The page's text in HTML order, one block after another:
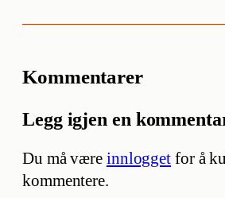
Kommentarer
Legg igjen en
Du må være innlogget for å
kommentere.